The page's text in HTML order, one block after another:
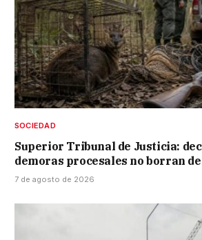
SOCIEDAD
Superior Tribunal de Justicia:
demoras procesales no borran
7 de agosto de 2026